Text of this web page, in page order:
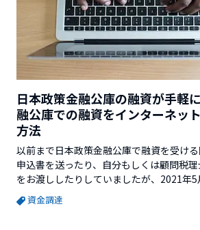
日本政策金融公庫の融資が手軽
融公庫での融資をインターネッ
方法
以前まで日本政策金融公庫で融資を受け
申込書を送ったり、自分もしくは顧問税
をお渡ししたりしていましたが、2021年
庫のインターネット申込の機能が拡充し、
で融資の申し込みできるようになったこと
か？今回は、日本政策金融公庫のインタ
資金調達